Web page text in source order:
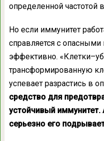
определенной частотой
Но если иммунитет
справляется с
эффективно.
трансформированную
успевает разрастись в
средство для
устойчивый
серьезно его